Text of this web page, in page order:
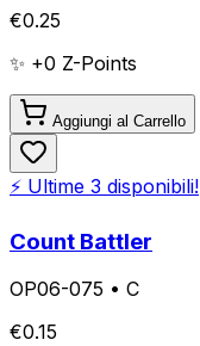
€0.25
✨ +0 Z-Points
Aggiungi al Carrello
⚡ Ultime 3 disponibili!
Count Battler
OP06-075 • C
€0.15